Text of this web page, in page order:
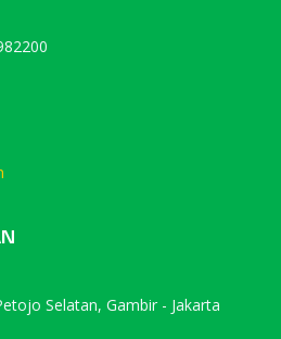
Selatan, Gambir - Jakarta